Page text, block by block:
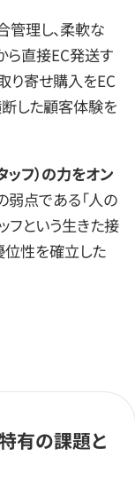
管理し、柔軟な
ら直接EC発送す
り寄せ購入をEC
した顧客体験を
ッフ）の力をオン
弱点である「人の
フという生きた接
位性を確立した
有の課題と